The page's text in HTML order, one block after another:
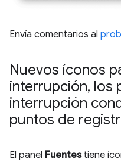
Envía comentarios al
Nuevos íconos
interrupción, los
interrupción
puntos de
El panel Fuentestiene